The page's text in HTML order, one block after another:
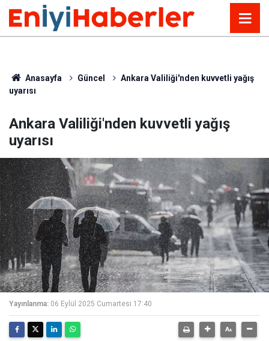
Anasayfa Güncel
Ankara Valiliği'nden kuvvetli yağış
uyarısı
Ankara Valiliği'nden kuvvetli yağış
uyarısı
Yayınlanma: 06 Eylül 2025 Cumartesi 17:40